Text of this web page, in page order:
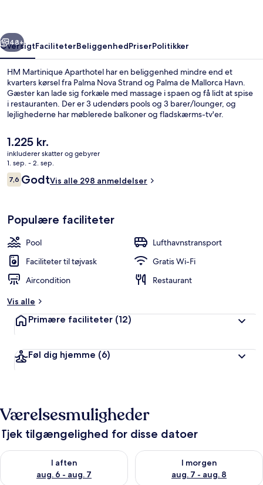
Næste
48+
OversigtFaciliteterBeliggenhedPriserPolitikker
HM Martinique Aparthotel har en beliggenhed mindre end et
kvarters kørsel fra Palma Nova Strand og Palma de Mallorca Havn.
Gæster kan lade sig forkæle med massage i spaen og få lidt at spise
i restauranten. Der er 3 udendørs pools og 3 barer/lounger, og
lejlighederne har møblerede balkoner og fladskærms-tv'er.
Den
nuværende
pris
er
1.225 kr.
1.225 kr.
inkluderer skatter og gebyrer
1. sep. - 2. sep.
Anmeldelser
7,67,6 ud af 10.
GodtVis alle 298 anmeldelser
Populære faciliteter
Pool
Lufthavnstransport
Faciliteter til tøjvask
Gratis Wi-Fi
Aircondition
Restaurant
Vis alle
Primære faciliteter (12)
Føl dig hjemme (6)
Værelsesmuligheder
Tjek tilgængelighed for disse datoer
I aften
aug. 6 - aug. 7
Tjek tilgængelighed for i aften aug. 6 - aug. 7
I morgen
aug. 7 - aug. 8
Tjek tilgængelighed for i